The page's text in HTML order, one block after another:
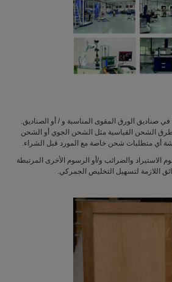
في صناديق الورق المقوى المناسبة و / أو الصناديق.
الشحن القياسية مثل الشحن الجوي أو الشحن
أي متطلبات شحن خاصة مع المورد قبل الشراء.
الاستيراد والضرائب و/أو الرسوم الأخرى المرتبطة
اللازمة لتسهيل التخليص الجمركي.